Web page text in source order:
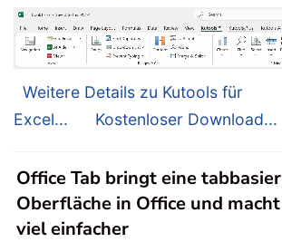
Weitere Details zu Kutools für
Excel...
Kostenloser Download...
Office Tab bringt eine
Oberfläche in Office und
viel einfacher